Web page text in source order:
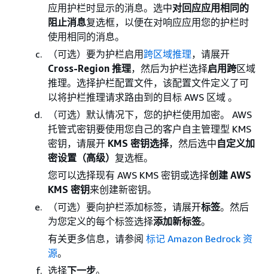
应用护栏时显示的消息。选中对回应应用相同的
阻止消息复选框，以便在对响应应用您的护栏时
使用相同的消息。
（可选）要为护栏启用跨区域推理，请展开
Cross-Region 推理，然后为护栏选择启用跨区域
推理。选择护栏配置文件，该配置文件定义了可
以将护栏推理请求路由到的目标 AWS 区域 。
（可选）默认情况下，您的护栏使用加密。 AWS
托管式密钥要使用您自己的客户自主管理型 KMS
密钥，请展开 KMS 密钥选择，然后选中自定义加
密设置（高级） 复选框。
您可以选择现有 AWS KMS 密钥或选择创建 AWS
KMS 密钥来创建新密钥。
（可选）要向护栏添加标签，请展开标签。然后
为您定义的每个标签选择添加新标签。
有关更多信息，请参阅 标记 Amazon Bedrock 资
源。
选择下一步。